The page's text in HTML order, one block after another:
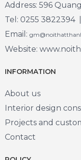
Address: 596
Tel: 0255 3822394 |
Email:
Website:
INFORMATION
About us
Interior design
Projects and
Contact